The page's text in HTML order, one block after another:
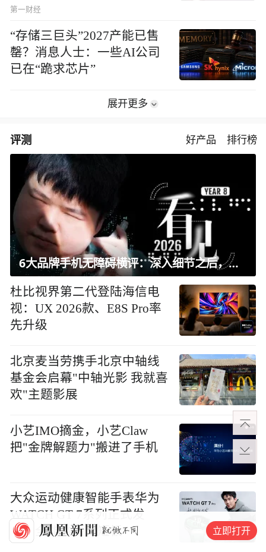
第一财经
“存储三巨头”2027产能已售
罄？消息人士：一些AI公司
已在“跪求芯片”
展开更多
评测 好产品 排行榜
6大品牌手机无障碍横评：深入细节之后，似乎只有苹果能挺住？｜ 看见2026
杜比视界第二代登陆海信电
视：UX 2026款、E8S Pro率
先升级
北京麦当劳携手北京中轴线
基金会启幕"中轴光影 我就喜
欢"主题影展
小艺IMO摘金，小艺Claw
把"金牌解题力"搬进了手机
大众运动健康智能手表华为
WATCH GT 7系列正式发
布，全能体验无短板
立即打开